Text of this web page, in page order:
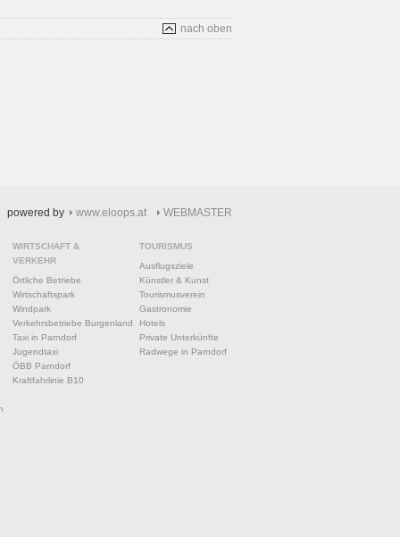
nach oben
powered by www.eloops.at WEBMASTER
WIRTSCHAFT &
VERKEHR
Örtliche Betriebe
Wirtschaftspark
Windpark
Verkehrsbetriebe Burgenland
Taxi in Parndorf
Jugendtaxi
ÖBB Parndorf
Kraftfahrlinie B10
TOURISMUS
Ausflugsziele
Künstler & Kunst
Tourismusverein
Gastronomie
Hotels
Private Unterkünfte
Radwege in Parndorf